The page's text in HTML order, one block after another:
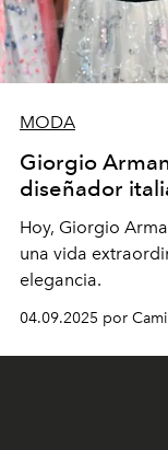
MODA
Giorgio
diseñador
Hoy, Giorgio
una vida
elegancia.
04.09.2025 por